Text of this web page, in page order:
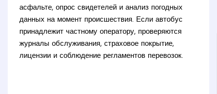
асфальте, опрос свидетелей и анализ погодных
данных на момент происшествия. Если автобус
принадлежит частному оператору, проверяются
журналы обслуживания, страховое покрытие,
лицензии и соблюдение регламентов перевозок.